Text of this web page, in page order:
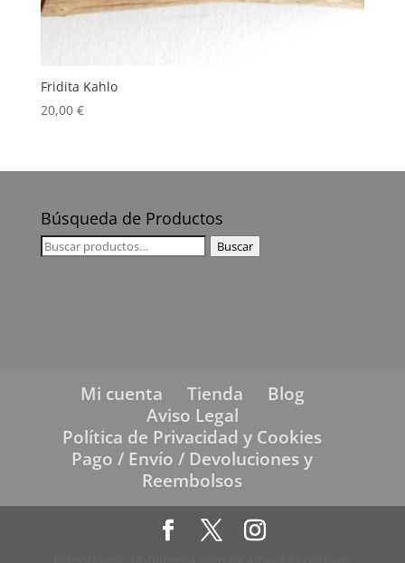
Fridita Kahlo
20,00 €
Búsqueda de Productos
Buscar
Buscar
Mi cuenta Tienda
Blog
Aviso Legal
Política de Privacidad y Cookies
Pago / Envío / Devoluciones y
Reembolsos